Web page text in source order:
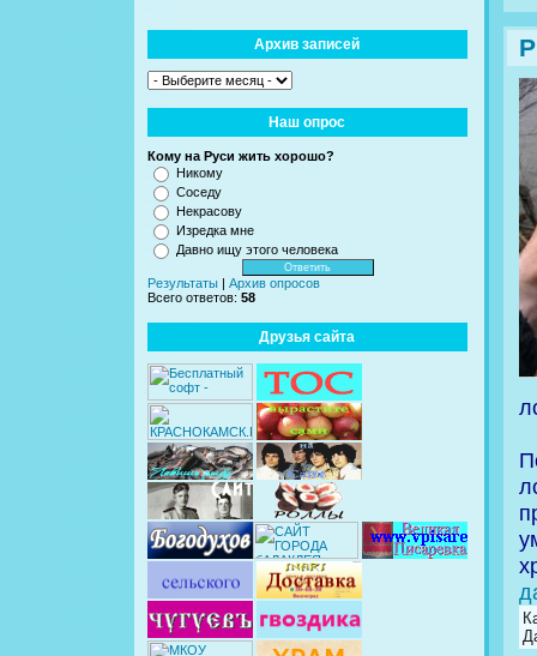
Архив записей
Наш опрос
Кому на Руси жить хорошо?
Никому
Соседу
Некрасову
Изредка мне
Давно ищу этого человека
Результаты
Архив опросов
Всего ответов: 58
Друзья сайта